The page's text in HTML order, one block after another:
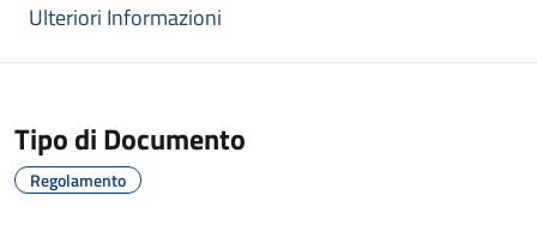
Ulteriori Informazioni
Tipo di Documento
Regolamento